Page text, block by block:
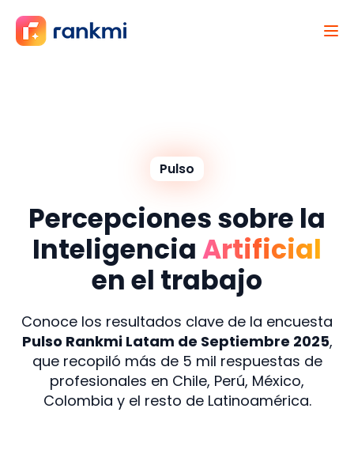
Pulso
Percepciones sobre la
InteligenciaArtificial
en el trabajo
Conoce los resultados clave de la encuesta
Pulso Rankmi Latam de Septiembre 2025,
que recopiló más de 5 mil respuestas de
profesionales en Chile, Perú, México,
Colombia y el resto de Latinoamérica.